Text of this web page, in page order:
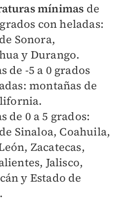
mínimas de
con heladas:
Sonora,
y Durango.
de -5 a 0 grados
montañas de
de 0 a 5 grados:
Sinaloa, Coahuila,
Zacatecas,
Jalisco,
y Estado de